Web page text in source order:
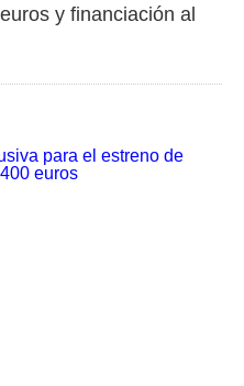
y financiación al